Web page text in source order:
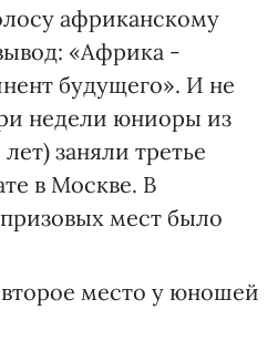
африканскому
«Африка -
будущего». И не
недели юниоры из
заняли третье
в Москве. В
мест было
место у юношей